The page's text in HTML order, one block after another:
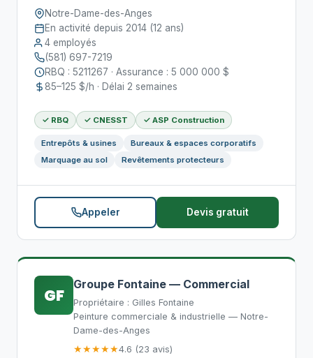
Notre-Dame-des-Anges
En activité depuis 2014 (12 ans)
4 employés
(581) 697-7219
RBQ : 5211267 · Assurance : 5 000 000 $
85–125 $/h · Délai 2 semaines
✓ RBQ ✓ CNESST ✓ ASP Construction
Entrepôts & usines
Bureaux & espaces corporatifs
Marquage au sol
Revêtements protecteurs
Appeler Devis gratuit
GF
Groupe Fontaine — Commercial
Propriétaire : Gilles Fontaine
Peinture commerciale & industrielle — Notre-
Dame-des-Anges
★★★★★4.6 (23 avis)